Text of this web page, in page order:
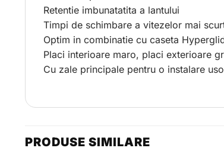
Retentie imbunatatita a lantului
Timpi de schimbare a vitezelor mai
Optim in combinatie cu caseta
Placi interioare maro, placi exterioare
Cu zale principale pentru o instalare
PRODUSE SIMILARE